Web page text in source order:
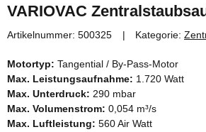
VARIOVAC
Artikelnummer: 500325 Kategorie:
Motortyp: Tangential / By-Pass-Motor
Max. Leistungsaufnahme: 1.720 Watt
Max. Unterdruck: 290 mbar
Max. Volumenstrom: 0,054 m³/s
Max. Luftleistung: 560 Air Watt